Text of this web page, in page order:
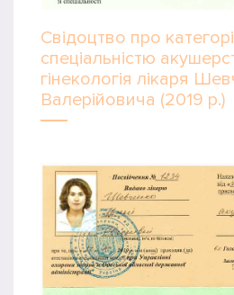
Свідоцтво про
спеціальністю
гінекологія лікаря
Валерійовича (2019 р.)